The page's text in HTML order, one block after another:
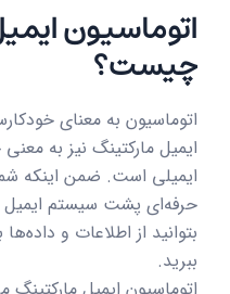
اتوماسیون
چیست؟
اتوماسیون به معنای
ایمیل مارکتینگ نیز به
ایمیلی است. ضمن اینکه
حرفه‌ای پشت سیستم ایمیل
بتوانید از اطلاعات و
ببرید.